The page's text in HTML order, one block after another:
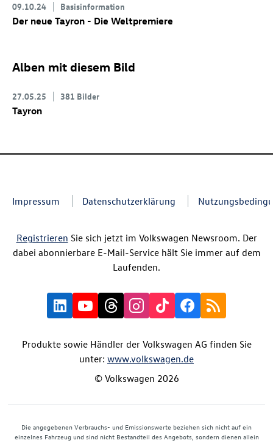
09.10.24 Basisinformation
Der neue Tayron - Die Weltpremiere
Alben mit diesem Bild
27.05.25 381 Bilder
Tayron
Impressum Datenschutzerklärung
Registrieren Sie sich jetzt im Volkswagen Newsroom. Der
dabei abonnierbare E-Mail-Service hält Sie immer auf dem
Laufenden.
Produkte sowie Händler der Volkswagen AG finden Sie
unter: www.volkswagen.de
© Volkswagen 2026
Die angegebenen Verbrauchs- und Emissionswerte beziehen sich nicht auf ein
einzelnes Fahrzeug und sind nicht Bestandteil des Angebots, sondern dienen allein